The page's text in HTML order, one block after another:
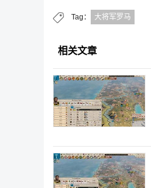
Tag： 大将军罗马
相关文章